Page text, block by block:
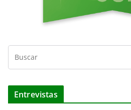
Entrevistas